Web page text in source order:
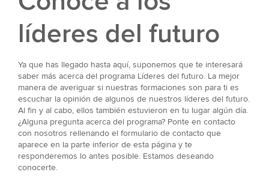
líderes del futuro
Ya que has llegado hasta aquí, suponemos que te interesará
saber más acerca del programa Líderes del futuro. La mejor
manera de averiguar si nuestras formaciones son para ti es
escuchar la opinión de algunos de nuestros líderes del futuro.
Al fin y al cabo, ellos también estuvieron en tu lugar algún día.
¿Alguna pregunta acerca del programa? Ponte en contacto
con nosotros rellenando el formulario de contacto que
aparece en la parte inferior de esta página y te
responderemos lo antes posible. Estamos deseando
conocerte.